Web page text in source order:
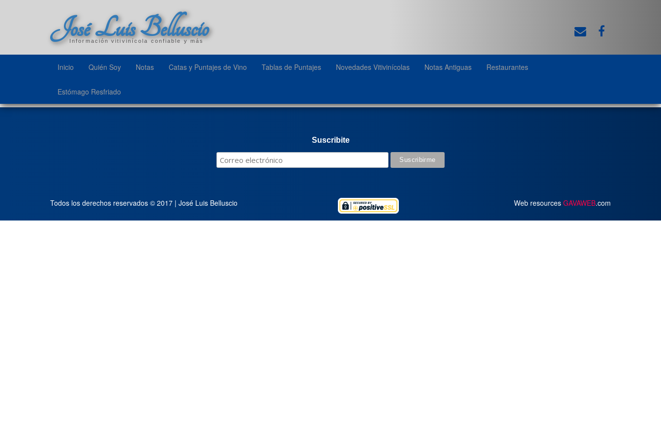
José Luis Belluscio
Información vitivinícola confiable y más
Inicio Quién Soy Notas Catas y Puntajes de Vino Tablas de Puntajes Novedades Vitivinícolas Notas Antiguas Restaurantes
Estómago Resfriado
Suscribite
Todos los derechos reservados © 2017 | José Luis Belluscio Web resources GAVAWEB.com